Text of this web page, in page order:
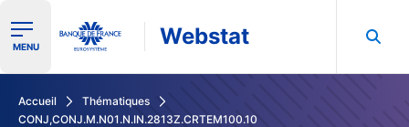
Ouvrir le menu de navigation
MENU Webstat
Accueil
Thématiques
CONJ,CONJ.M.N01.N.IN.2813Z.CRTEM100.10